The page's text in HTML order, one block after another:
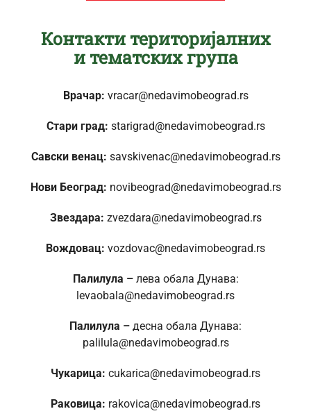
Контакти територијалних
и тематских група
Врачар: vracar@nedavimobeograd.rs
Стари град: starigrad@nedavimobeograd.rs
Савски венац: savskivenac@nedavimobeograd.rs
Нови Београд: novibeograd@nedavimobeograd.rs
Звездара: zvezdara@nedavimobeograd.rs
Вождовац: vozdovac@nedavimobeograd.rs
Палилула – лева обала Дунава:
levaobala@nedavimobeograd.rs
Палилула – десна обала Дунава:
palilula@nedavimobeograd.rs
Чукарица: cukarica@nedavimobeograd.rs
Раковица: rakovica@nedavimobeograd.rs